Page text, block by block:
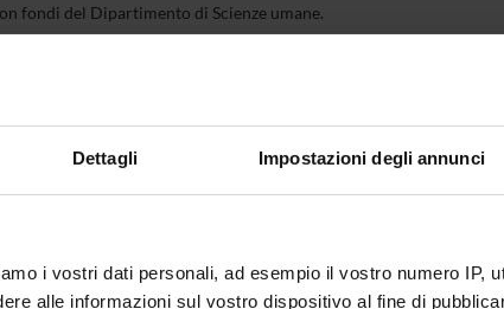
Dettagli Impostazioni degli annunci
i vostri dati personali, ad esempio il vostro numero IP,
alle informazioni sul vostro dispositivo al fine di
fondi del Dipartimento di Scienze umane.